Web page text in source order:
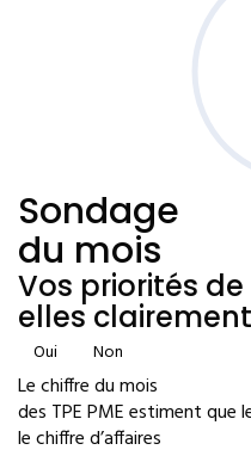
Sondage
du mois
Vos priorités
elles
Oui Non
Le chiffre du mois
des TPE PME estiment que
le chiffre d’affaires